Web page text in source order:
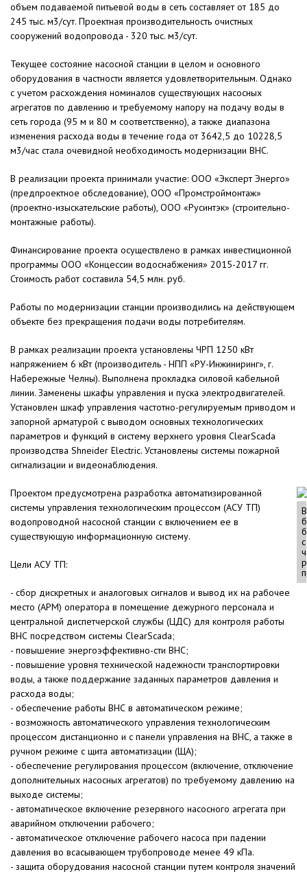
объем подаваемой питьевой воды в сеть составляет от 185 до
245 тыс. м3/сут. Проектная производительность очистных
сооружений водопровода - 320 тыс. м3/сут.
Текущее состояние насосной станции в целом и основного
оборудования в частности является удовлетворительным. Однако
с учетом расхождения номиналов существующих насосных
агрегатов по давлению и требуемому напору на подачу воды в
сеть города (95 м и 80 м соответственно), а также диапазона
изменения расхода воды в течение года от 3642,5 до 10228,5
м3/час стала очевидной необходимость модернизации ВНС.
В реализации проекта принимали участие: ООО «Эксперт Энерго»
(предпроектное обследование), ООО «Промстроймонтаж»
(проектно-изыскательские работы), ООО «Русинтэк» (строительно-
монтажные работы).
Финансирование проекта осуществлено в рамках инвестиционной
программы ООО «Концессии водоснабжения» 2015-2017 гг.
Стоимость работ составила 54,5 млн. руб.
Работы по модернизации станции производились на действующем
объекте без прекращения подачи воды потребителям.
В рамках реализации проекта установлены ЧРП 1250 кВт
напряжением 6 кВт (производитель - НПП «РУ-Инжиниринг», г.
Набережные Челны). Выполнена прокладка силовой кабельной
линии. Заменены шкафы управления и пуска электродвигателей.
Установлен шкаф управления частотно-регулируемым приводом и
запорной арматурой с выводом основных технологических
параметров и функций в систему верхнего уровня ClearScada
производства Shneider Electric. Установлены системы пожарной
сигнализации и видеонаблюдения.
с
Проектом предусмотрена разработка автоматизированной
системы управления технологическим процессом (АСУ ТП)
водопроводной насосной станции с включением ее в
существующую информационную систему.
Цели АСУ ТП:
- сбор дискретных и аналоговых сигналов и вывод их на рабочее
место (АРМ) оператора в помещение дежурного персонала и
центральной диспетчерской службы (ЦДС) для контроля работы
ВНС посредством системы ClearScada;
- повышение энергоэффективно-сти ВНС;
- повышение уровня технической надежности транспортировки
воды, а также поддержание заданных параметров давления и
расхода воды;
- обеспечение работы ВНС в автоматическом режиме;
- возможность автоматического управления технологическим
процессом дистанционно и с панели управления на ВНС, а также в
ручном режиме с щита автоматизации (ЩА);
- обеспечение регулирования процессом (включение, отключение
дополнительных насосных агрегатов) по требуемому давлению на
выходе системы;
- автоматическое включение резервного насосного агрегата при
аварийном отключении рабочего;
- автоматическое отключение рабочего насоса при падении
давления во всасывающем трубопроводе менее 49 кПа.
- защита оборудования насосной станции путем контроля значений